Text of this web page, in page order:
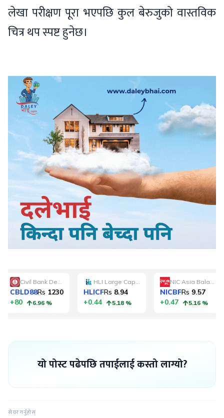
लेखा परीक्षण पूरा भएपछि कुल बेरुजुको वास्तविक
चित्र थप स्पष्ट हुनेछ।
यो पोस्ट पढेपछि तपाईलाई कस्तो लाग्यो?
सेयर गर्नुहोस्